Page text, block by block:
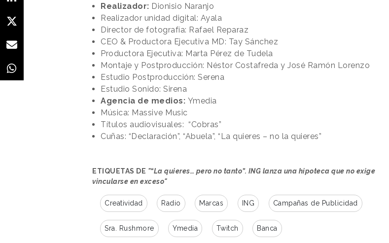
Realizador: Dionisio Naranjo
Realizador unidad digital: Ayala
Director de fotografía: Rafael Reparaz
CEO & Productora Ejecutiva MD: Tay Sánchez
Productora Ejecutiva: Marta Pérez de Tudela
Montaje y Postproducción: Néstor Costafreda y José Ramón Lorenzo
Estudio Postproducción: Serena
Estudio Sonido: Sirena
Agencia de medios: Ymedia
Música: Massive Music
Títulos audiovisuales: “Cobras”
Cuñas: “Declaración”, “Abuela”, “La quieres – no la quieres”
ETIQUETAS DE "“La quieres… pero no tanto”. ING lanza una hipoteca que no exige
vincularse en exceso"
Creatividad Radio Marcas ING Campañas de Publicidad
Sra. Rushmore Ymedia Twitch Banca